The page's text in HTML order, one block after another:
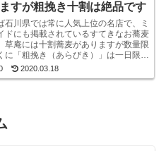
すが粗挽き十割は絶品です
石川県では常に人気上位の名店で、ミ
ドにも掲載されているすてきなお蕎麦
草庵には十割蕎麦がありますが数量限
に「粗挽き（あらびき）」は一日限定
レアな十割蕎麦です。もしも、十割粗
2020.03.18